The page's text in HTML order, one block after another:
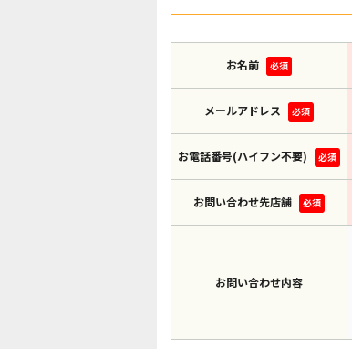
お名前 必須
メールアドレス 必須
お電話番号(ハイフン不要) 必須
お問い合わせ先店舗 必須
お問い合わせ内容